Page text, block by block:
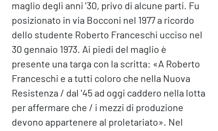
maglio degli anni '30, privo di alcune parti. Fu
posizionato in via Bocconi nel 1977 a ricordo
dello studente Roberto Franceschi ucciso nel
30 gennaio 1973. Ai piedi del maglio è
presente una targa con la scritta: «A Roberto
Franceschi e a tutti coloro che nella Nuova
Resistenza / dal '45 ad oggi caddero nella lotta
per affermare che / i mezzi di produzione
devono appartenere al proletariato». Nel